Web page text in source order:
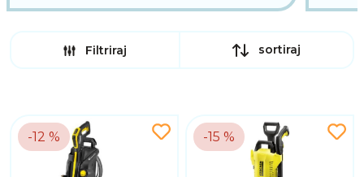
Filtriraj sortiraj
-12 % -15 %